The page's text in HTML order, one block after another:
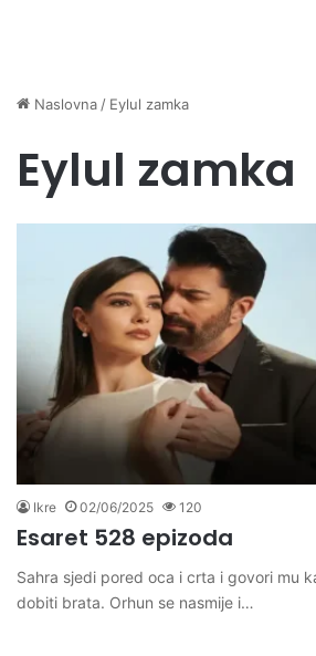
Naslovna / Eylul zamka
Eylul zamka
Ikre 02/06/2025 120
Esaret 528 epizoda
Sahra sjedi pored oca i crta i govori mu
dobiti brata. Orhun se nasmije i…